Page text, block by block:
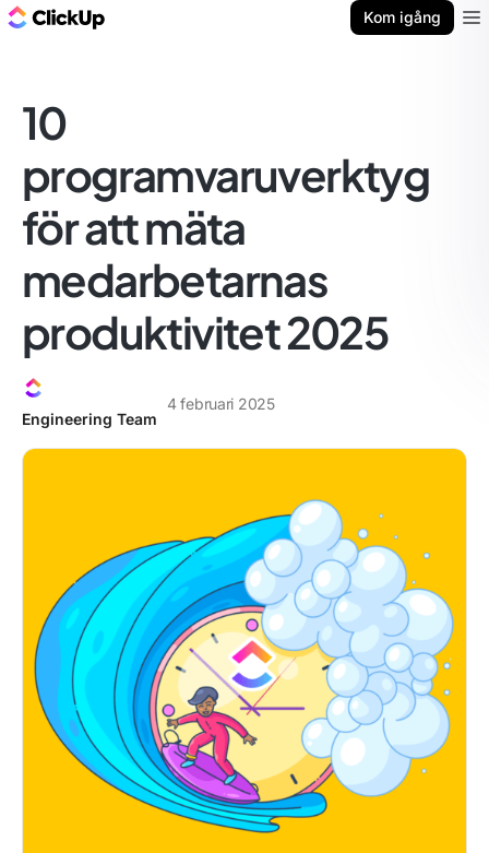
Kom igång
10
programvaruverktyg
för att mäta
medarbetarnas
produktivitet 2025
Engineering Team
4 februari 2025